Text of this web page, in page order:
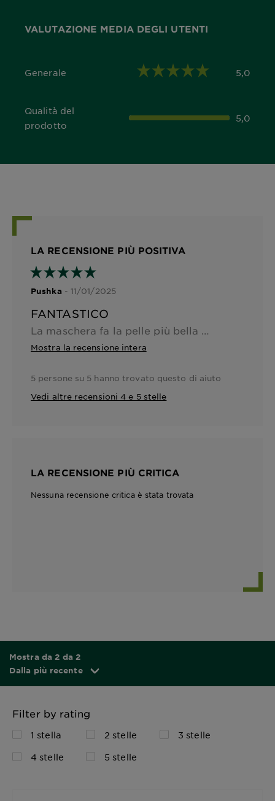
VALUTAZIONE MEDIA DEGLI UTENTI
Generale
5,0 out of 5 stars 5,0
Qualità del
prodotto
5,0 out of 5 stars 5,0
LA RECENSIONE PIÙ POSITIVA
Pushka - 11/01/2025
FANTASTICO
La maschera fa la pelle più bella e più luminosa,funziona alla grande
Mostra la recensione intera
5 persone su 5 hanno trovato questo di aiuto
Vedi altre recensioni 4 e 5 stelle
LA RECENSIONE PIÙ CRITICA
Nessuna recensione critica è stata trovata
Mostra da 2 da 2
Dalla più recente
Filter by rating
1 stella 2 stelle
3 stelle
4 stelle
5 stelle